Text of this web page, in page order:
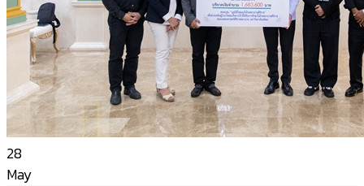
28
May